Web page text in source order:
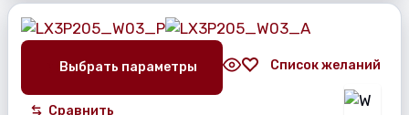
Выбрать параметры Список желаний
Сравнить